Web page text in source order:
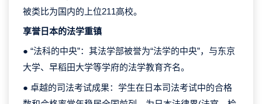
被类比为国内的上位211高校。
享誉日本的法学重镇
● “法科的中央”：其法学部被誉为“法学的中央”，与东京
大学、早稻田大学等学府的法学教育齐名。
● 卓越的司法考试成果：学生在日本司法考试中的合格